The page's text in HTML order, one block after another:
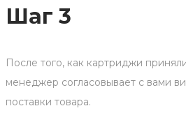
Шаг 3
После того, как картриджи
менеджер согласовывает с вами
поставки товара.